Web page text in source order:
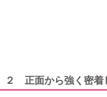
２ 正面から強く密着